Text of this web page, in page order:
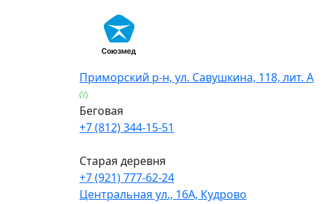
Приморский р-н, ул. Савушкина, 118, лит. А
Беговая
+7 (812) 344-15-51
Старая деревня
+7 (921) 777-62-24
Центральная ул., 16А, Кудрово